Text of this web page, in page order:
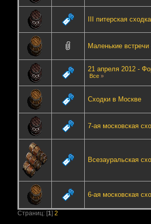
III питерская
Маленькие
21 апреля 2012 -
Все »
Сходки в Москве
7-ая московская
Всезауральская
6-ая московская
Страниц: [1] 2